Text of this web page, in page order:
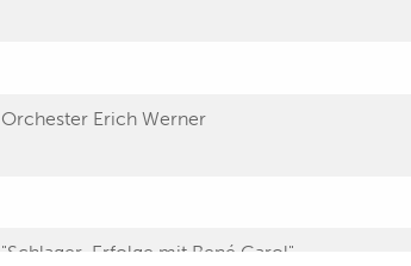
Orchester Erich Werner
"Schlager-Erfolge mit René Carol"